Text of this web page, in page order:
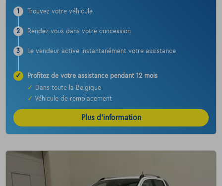
1 Trouvez votre véhicule
2 Rendez-vous dans votre concession
3 Le vendeur active instantanément votre assistance
✓
Profitez de votre assistance pendant 12 mois
✓
Dans toute la Belgique
✓ Véhicule de remplacement
Plus d’information